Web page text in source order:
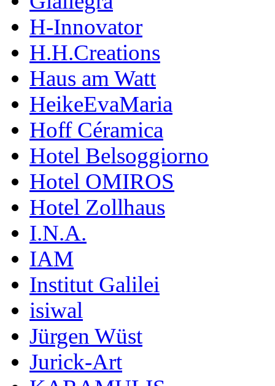
H-Innovator
H.H.Creations
Haus am Watt
HeikeEvaMaria
Hoff Céramica
Hotel Belsoggiorno
Hotel OMIROS
Hotel Zollhaus
I.N.A.
IAM
Institut Galilei
isiwal
Jürgen Wüst
Jurick-Art